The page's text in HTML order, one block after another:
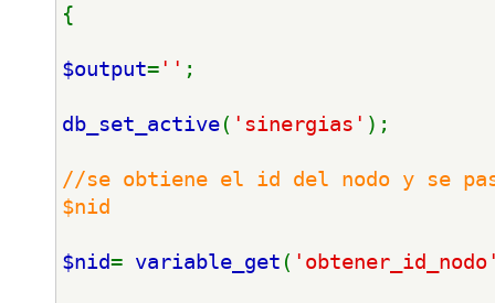
{
$output='' ;
db_set_active( 'sinergias' );
//se obtiene el id del nodo y se
$nid
$nid= variable_get (